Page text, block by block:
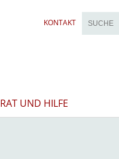
KONTAKT
RAT UND HILFE